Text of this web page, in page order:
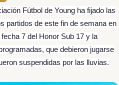
Fútbol de Young ha fijado las
partidos de este fin de semana en
7 del Honor Sub 17 y la
que debieron jugarse
suspendidas por las lluvias.